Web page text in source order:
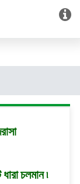
(আত্নশুদ্ধির
চলমান ৷